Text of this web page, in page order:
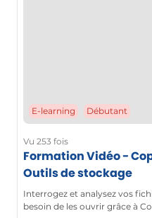
E-learning Débutant
Vu 253 fois
Formation Vidéo -
Outils de stockage
Interrogez et analysez vos
besoin de les ouvrir grâce à